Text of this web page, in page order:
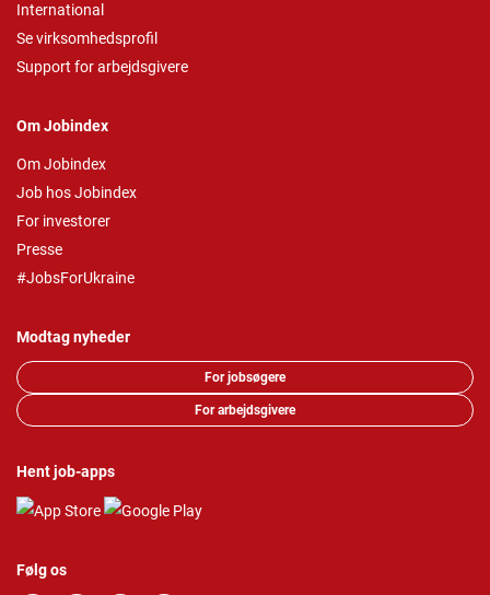
International
Se virksomhedsprofil
Support for arbejdsgivere
Om Jobindex
Om Jobindex
Job hos Jobindex
For investorer
Presse
#JobsForUkraine
Modtag nyheder
For jobsøgere
For arbejdsgivere
Hent job-apps
Følg os